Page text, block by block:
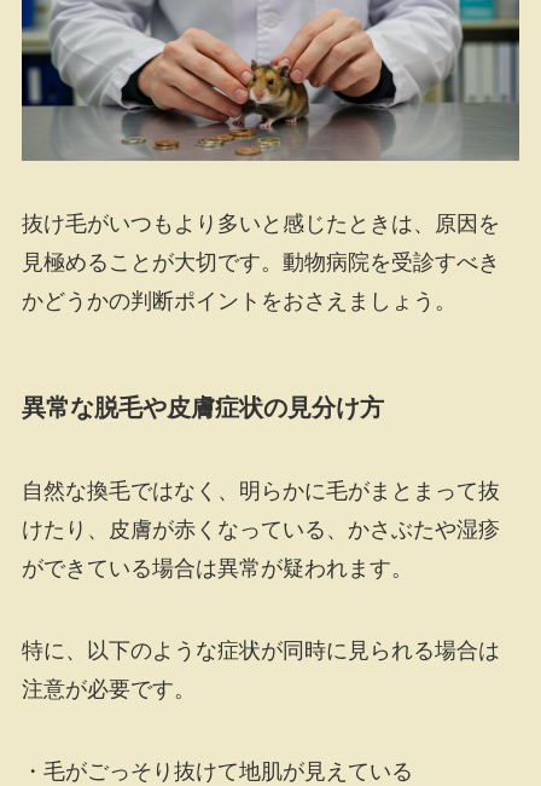
抜け毛がいつもより多いと感じたときは、原因を
見極めることが大切です。動物病院を受診すべき
かどうかの判断ポイントをおさえましょう。
異常な脱毛や皮膚症状の見分け方
自然な換毛ではなく、明らかに毛がまとまって抜
けたり、皮膚が赤くなっている、かさぶたや湿疹
ができている場合は異常が疑われます。
特に、以下のような症状が同時に見られる場合は
注意が必要です。
・毛がごっそり抜けて地肌が見えている